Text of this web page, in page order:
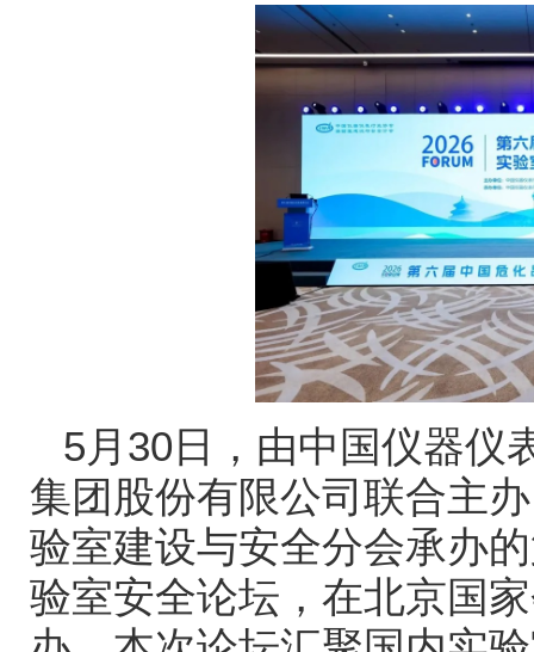
5月 30日，由中国仪器仪
集团股份有限公司联合主
验室建设与安全分会承办
验室安全论坛，在北京国